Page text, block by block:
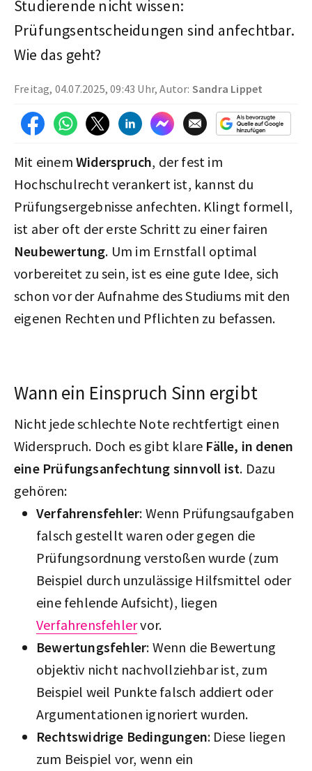
Studierende nicht wissen:
Prüfungsentscheidungen sind anfechtbar.
Wie das geht?
Freitag, 04.07.2025, 09:43 Uhr, Autor: Sandra Lippet
Mit einem Widerspruch, der fest im
Hochschulrecht verankert ist, kannst du
Prüfungsergebnisse anfechten. Klingt formell,
ist aber oft der erste Schritt zu einer fairen
Neubewertung. Um im Ernstfall optimal
vorbereitet zu sein, ist es eine gute Idee, sich
schon vor der Aufnahme des Studiums mit den
eigenen Rechten und Pflichten zu befassen.
Wann ein Einspruch Sinn ergibt
Nicht jede schlechte Note rechtfertigt einen
Widerspruch. Doch es gibt klare Fälle, in denen
eine Prüfungsanfechtung sinnvoll ist. Dazu
gehören:
Verfahrensfehler: Wenn Prüfungsaufgaben
falsch gestellt waren oder gegen die
Prüfungsordnung verstoßen wurde (zum
Beispiel durch unzulässige Hilfsmittel oder
eine fehlende Aufsicht), liegen
Verfahrensfehlervor.
Bewertungsfehler: Wenn die Bewertung
objektiv nicht nachvollziehbar ist, zum
Beispiel weil Punkte falsch addiert oder
Argumentationen ignoriert wurden.
Rechtswidrige Bedingungen: Diese liegen
zum Beispiel vor, wenn ein